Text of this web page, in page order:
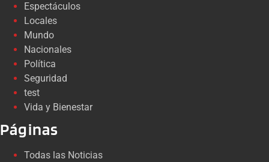
Espectáculos
Locales
Mundo
Nacionales
Política
Seguridad
test
Vida y Bienestar
Páginas
Todas las Noticias